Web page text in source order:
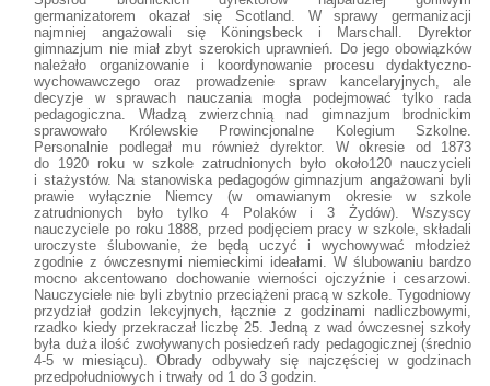
germanizatorem okazał się Scotland. W sprawy germanizacji
najmniej angażowali się Köningsbeck i Marschall. Dyrektor
gimnazjum nie miał zbyt szerokich uprawnień. Do jego obowiązków
należało organizowanie i koordynowanie procesu dydaktyczno-
wychowawczego oraz prowadzenie spraw kancelaryjnych, ale
decyzje w sprawach nauczania mogła podejmować tylko rada
pedagogiczna. Władzą zwierzchnią nad gimnazjum brodnickim
sprawowało Królewskie Prowincjonalne Kolegium Szkolne.
Personalnie podlegał mu również dyrektor. W okresie od 1873
do 1920 roku w szkole zatrudnionych było około120 nauczycieli
i stażystów. Na stanowiska pedagogów gimnazjum angażowani byli
prawie wyłącznie Niemcy (w omawianym okresie w szkole
zatrudnionych było tylko 4 Polaków i 3 Żydów). Wszyscy
nauczyciele po roku 1888, przed podjęciem pracy w szkole, składali
uroczyste ślubowanie, że będą uczyć i wychowywać młodzież
zgodnie z ówczesnymi niemieckimi ideałami. W ślubowaniu bardzo
mocno akcentowano dochowanie wierności ojczyźnie i cesarzowi.
Nauczyciele nie byli zbytnio przeciążeni pracą w szkole. Tygodniowy
przydział godzin lekcyjnych, łącznie z godzinami nadliczbowymi,
rzadko kiedy przekraczał liczbę 25. Jedną z wad ówczesnej szkoły
była duża ilość zwoływanych posiedzeń rady pedagogicznej (średnio
4-5 w miesiącu). Obrady odbywały się najczęściej w godzinach
przedpołudniowych i trwały od 1 do 3 godzin.